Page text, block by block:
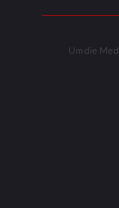
Um die